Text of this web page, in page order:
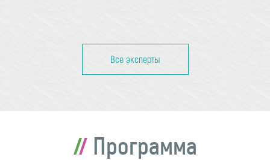
Все эксперты
Программа